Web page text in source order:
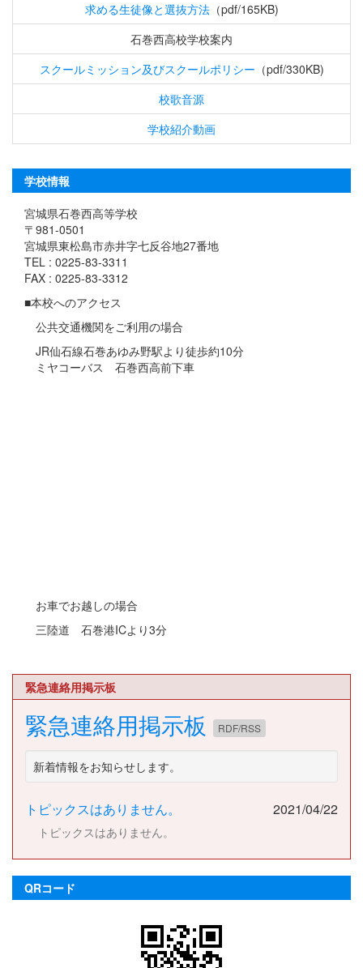
求める生徒像と選抜方法（pdf/165KB)
石巻西高校学校案内
スクールミッション及びスクールポリシー （pdf/330KB)
校歌音源
学校紹介動画
学校情報
宮城県石巻西高等学校
〒981-0501
宮城県東松島市赤井字七反谷地27番地
TEL : 0225-83-3311
FAX : 0225-83-3312
■本校へのアクセス
公共交通機関をご利用の場合
JR仙石線石巻あゆみ野駅より徒歩約10分
ミヤコーバス 石巻西高前下車
お車でお越しの場合
三陸道 石巻港ICより3分
緊急連絡用掲示板
緊急連絡用掲示板 RDF/RSS
新着情報をお知らせします。
トピックスはありません。 2021/04/22
トピックスはありません。
QRコード